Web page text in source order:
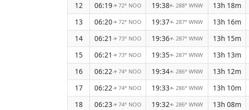
12
06:19↑ 72° NOO 19:38↑ 288° WNW 13h 18m
13
06:20↑ 72° NOO 19:37↑ 287° WNW 13h 16m
14
06:21 ↑ 73° NOO 19:36↑ 287° WNW 13h 15m
15
06:21 ↑ 73° NOO 19:35↑ 287° WNW 13h 13m
16
06:22↑ 74° NOO 19:34↑ 286° WNW 13h 12m
17
06:22↑ 74° NOO 19:33↑ 286° WNW 13h 10m
18
06:23↑ 74° NOO 19:32↑ 286° WNW 13h 08m